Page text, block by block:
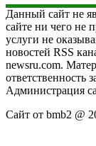
Данный сайт не
сайте ни чего не
услуги не
новостей RSS
newsru.com.
ответственность
Администрация
Сайт от bmb2 @